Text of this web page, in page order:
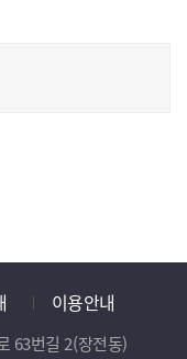
이용안내
63번길 2(장전동)